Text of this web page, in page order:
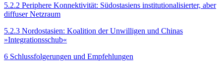
5.2.2 Periphere Konnektivität: Südostasiens institutionalisierter, aber
diffuser Netzraum
5.2.3 Nordostasien: Koalition der Unwilligen und Chinas
»Integrationsschub«
6 Schlussfolgerungen und Empfehlungen